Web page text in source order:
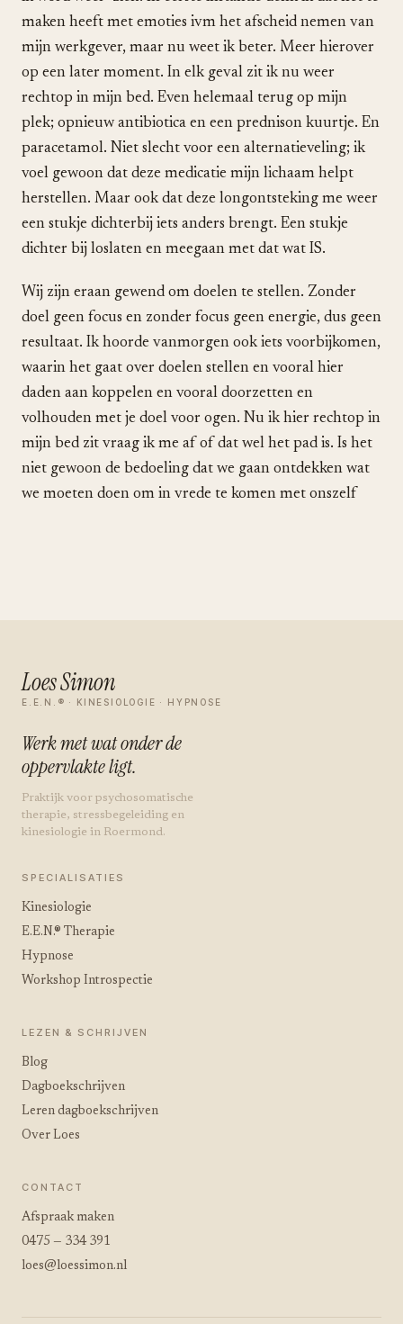
maken heeft met emoties ivm het afscheid nemen van
mijn werkgever, maar nu weet ik beter. Meer hierover
op een later moment. In elk geval zit ik nu weer
rechtop in mijn bed. Even helemaal terug op mijn
plek; opnieuw antibiotica en een prednison kuurtje. En
paracetamol. Niet slecht voor een alternatieveling; ik
voel gewoon dat deze medicatie mijn lichaam helpt
herstellen. Maar ook dat deze longontsteking me weer
een stukje dichterbij iets anders brengt. Een stukje
dichter bij loslaten en meegaan met dat wat IS.
Wij zijn eraan gewend om doelen te stellen. Zonder
doel geen focus en zonder focus geen energie, dus geen
resultaat. Ik hoorde vanmorgen ook iets voorbijkomen,
waarin het gaat over doelen stellen en vooral hier
daden aan koppelen en vooral doorzetten en
volhouden met je doel voor ogen. Nu ik hier rechtop in
mijn bed zit vraag ik me af of dat wel het pad is. Is het
niet gewoon de bedoeling dat we gaan ontdekken wat
we moeten doen om in vrede te komen met onszelf
Loes Simon
E.E.N.® · KINESIOLOGIE · HYPNOSE
Werk met wat onder de
oppervlakte ligt.
Praktijk voor psychosomatische
therapie, stressbegeleiding en
kinesiologie in Roermond.
SPECIALISATIES
Kinesiologie
E.E.N.® Therapie
Hypnose
Workshop Introspectie
LEZEN & SCHRIJVEN
Blog
Dagboekschrijven
Leren dagboekschrijven
Over Loes
CONTACT
Afspraak maken
0475 — 334 391
loes@loessimon.nl